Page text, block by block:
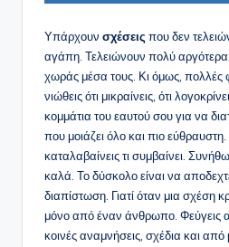
Υπάρχουν σχέσεις που δεν
αγάπη. Τελειώνουν πολύ
χωράς μέσα τους. Κι όμως, πολλές
νιώθεις ότι μικραίνεις, ότι
κομμάτια του εαυτού σου για να
που μοιάζει όλο και πιο εύθραυστη.
καταλαβαίνεις τι συμβαίνει.
καλά. Το δύσκολο είναι να
διαπίστωση. Γιατί όταν μια σχέση
μόνο από έναν άνθρωπο. Φεύγεις
κοινές αναμνήσεις, σχέδια και